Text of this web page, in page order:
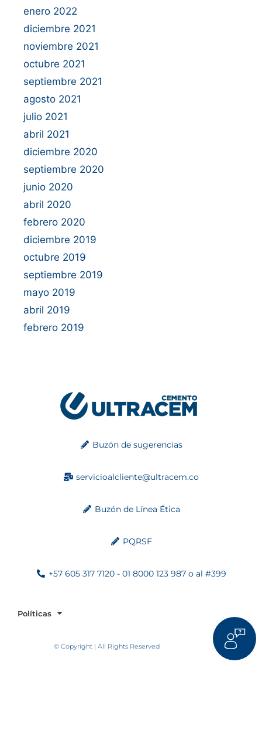
enero 2022
diciembre 2021
noviembre 2021
octubre 2021
septiembre 2021
agosto 2021
julio 2021
abril 2021
diciembre 2020
septiembre 2020
junio 2020
abril 2020
febrero 2020
diciembre 2019
octubre 2019
septiembre 2019
mayo 2019
abril 2019
febrero 2019
Buzón de sugerencias
servicioalcliente@ultracem.co
Buzón de Línea Ética
PQRSF
+57 605 317 7120 - 01 8000 123 987 o al #399
Políticas
© Copyright | All Rights Reserved